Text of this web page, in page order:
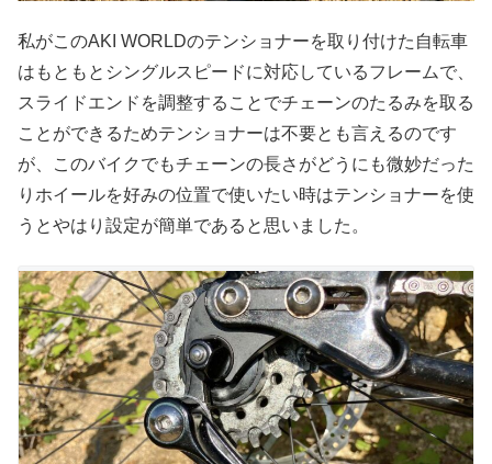
私がこのAKI WORLDのテンショナーを取り付けた自転車
はもともとシングルスピードに対応しているフレームで、
スライドエンドを調整することでチェーンのたるみを取る
ことができるためテンショナーは不要とも言えるのです
が、このバイクでもチェーンの長さがどうにも微妙だった
りホイールを好みの位置で使いたい時はテンショナーを使
うとやはり設定が簡単であると思いました。